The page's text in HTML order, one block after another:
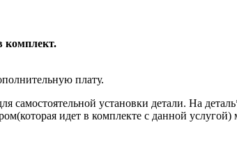
комплект.
плату.
самостоятельной установки детали. На
идет в комплекте с данной